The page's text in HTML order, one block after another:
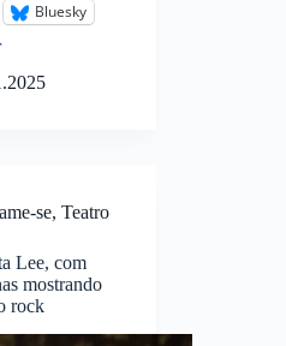
Bluesky
se, Teatro
Lee, com
mostrando
rock